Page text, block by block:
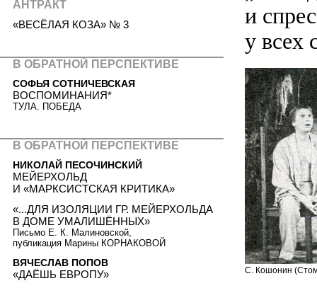
и
у всех
С. Кошонин
АНТРАКТ
«ВЕСЁЛАЯ КОЗА» № 3
В ОБРАТНОЙ ПЕРСПЕКТИВЕ
СОФЬЯ СОТНИЧЕВСКАЯ
ВОСПОМИНАНИЯ*
ТУЛА. ПОБЕДА
В ОБРАТНОЙ ПЕРСПЕКТИВЕ
НИКОЛАЙ ПЕСОЧИНСКИЙ
МЕЙЕРХОЛЬД
И «МАРКСИСТСКАЯ КРИТИКА»
«...ДЛЯ ИЗОЛЯЦИИ ГР. МЕЙЕРХОЛЬДА
В ДОМЕ УМАЛИШЁННЫХ»
Письмо Е. К. Малиновской,
публикация Марины КОРНАКОВОЙ
ВЯЧЕСЛАВ ПОПОВ
«ДАЁШЬ ЕВРОПУ»